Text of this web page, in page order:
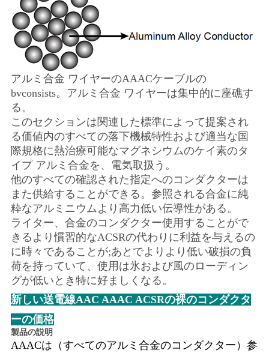
ス
引
用
を
要
求
し
な
さ
い
地
図
アルミ合金 ワイヤーのAAACケーブルの
bvconsists。アルミ合金 ワイヤーは集中的に座礁す
る。
このセクションは関連した標準によって提案され
る価値内のすべての落下機械特性および適当な国
際規格に熱治療可能なマグネシウムのケイ素のタ
イプ アルミ合金を、電気取扱う。
他のすべての確認された指定へのコンダクターは
また供給することができる。参照される合金に純
粋なアルミニウムより高力低い伝導性がある。
ライター、合金のコンダクター使用することがで
きるより慣習的なACSRの代わりに利益を与えるの
に時々であることが;あとでよりより低い破損の負
荷を持っていて、使用は氷および風のローディン
グが低いとき特に好ましくなる。
新しい送電線AAC AAAC ACSRの裸のコンダクタ
ーの価格
製品の説明
AAACは（すべてのアルミ合金のコンダクター）参